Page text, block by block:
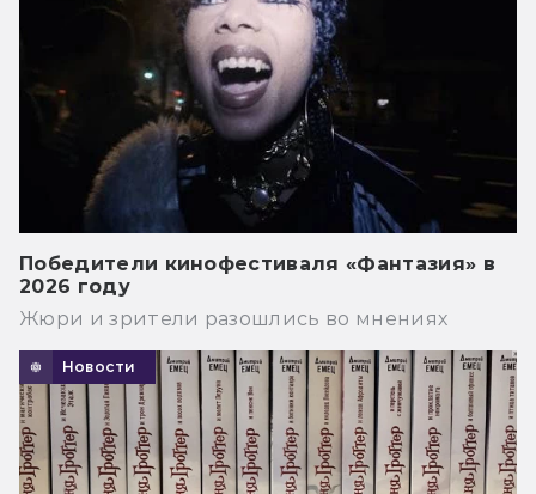
Победители кинофестиваля «Фантазия» в
2026 году
Жюри и зрители разошлись во мнениях
Новости